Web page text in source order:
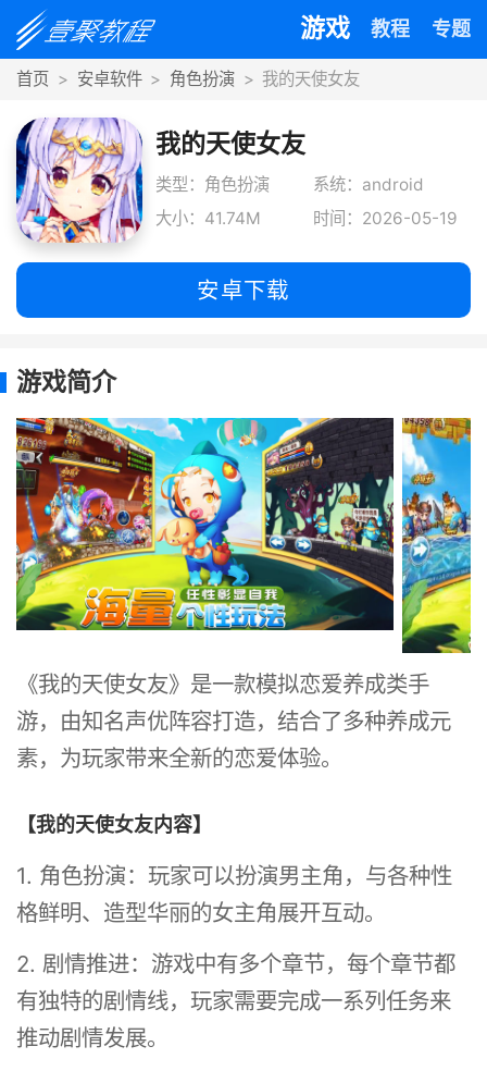
游戏 教程 专题
首页 安卓软件 角色扮演 我的天使女友
我的天使女友
类型：角色扮演
系统：android
大小：41.74M
时间：2026-05-19
安卓下载
游戏简介
《我的天使女友》是一款模拟恋爱养成类手
游，由知名声优阵容打造，结合了多种养成元
素，为玩家带来全新的恋爱体验。
【我的天使女友内容】
1. 角色扮演：玩家可以扮演男主角，与各种性
格鲜明、造型华丽的女主角展开互动。
2. 剧情推进：游戏中有多个章节，每个章节都
有独特的剧情线，玩家需要完成一系列任务来
推动剧情发展。